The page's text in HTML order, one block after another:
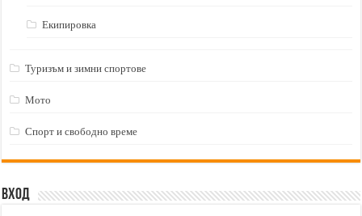
Екипировка
Туризъм и зимни спортове
Мото
Спорт и свободно време
Вход